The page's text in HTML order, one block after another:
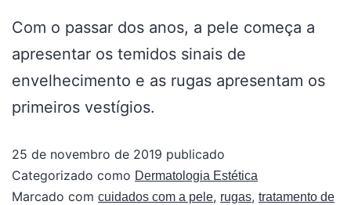
Com o passar dos anos, a pele começa a
apresentar os temidos sinais de
envelhecimento e as rugas apresentam os
primeiros vestígios.
25 de novembro de 2019 publicado
Categorizado como Dermatologia Estética
Marcado com cuidados com a pele, rugas, tratamento de